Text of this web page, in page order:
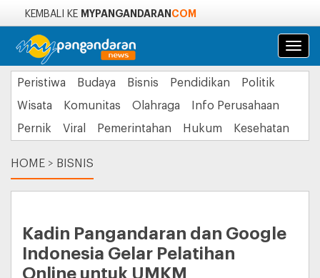
KEMBALI KE MYPANGANDARAN COM
Peristiwa Budaya Bisnis Pendidikan
Politik
Wisata
Komunitas Olahraga
Info Perusahaan
Pernik
Viral Pemerintahan Hukum Kesehatan
HOME > BISNIS
Kadin Pangandaran dan Google
Indonesia Gelar Pelatihan
Online untuk UMKM